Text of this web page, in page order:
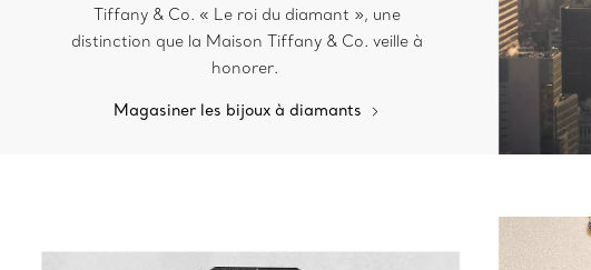
Tiffany & Co. « Le roi du diamant », une
distinction que la Maison Tiffany & Co. veille à
honorer.
Magasiner les bijoux à diamants